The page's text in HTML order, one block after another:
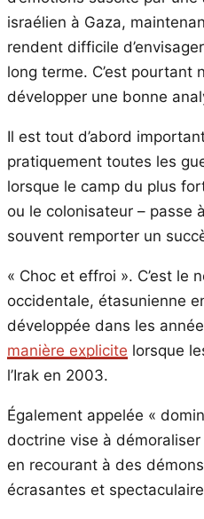
israélien à Gaza,
rendent difficile
long terme. C’est pourtant
développer une bonne
Il est tout d’abord
pratiquement toutes les
lorsque le camp du plus
ou le colonisateur – passe
souvent remporter un
« Choc et effroi ». C’est le
occidentale, étasunienne
développée dans les
manière explicite lorsque
l’Irak en 2003.
Également appelée «
doctrine vise à démoraliser
en recourant à des
écrasantes et